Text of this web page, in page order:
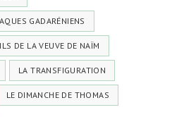
GADARÉNIENS
DE LA VEUVE DE NAÏM
LA TRANSFIGURATION
LE DIMANCHE DE THOMAS